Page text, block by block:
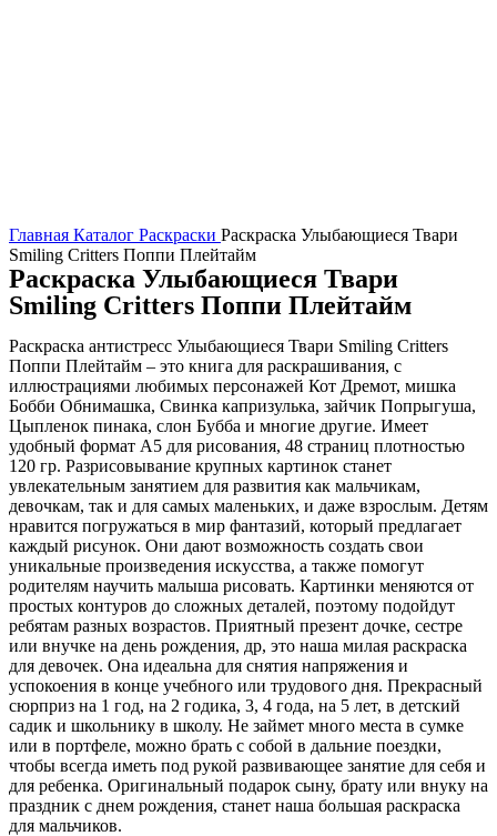
Главная Каталог Раскраски Раскраска Улыбающиеся Твари
Smiling Critters Поппи Плейтайм
Раскраска Улыбающиеся Твари
Smiling Critters Поппи Плейтайм
Раскраска антистресс Улыбающиеся Твари Smiling Critters
Поппи Плейтайм – это книга для раскрашивания, с
иллюстрациями любимых персонажей Кот Дремот, мишка
Бобби Обнимашка, Свинка капризулька, зайчик Попрыгуша,
Цыпленок пинака, слон Бубба и многие другие. Имеет
удобный формат А5 для рисования, 48 страниц плотностью
120 гр. Разрисовывание крупных картинок станет
увлекательным занятием для развития как мальчикам,
девочкам, так и для самых маленьких, и даже взрослым. Детям
нравится погружаться в мир фантазий, который предлагает
каждый рисунок. Они дают возможность создать свои
уникальные произведения искусства, а также помогут
родителям научить малыша рисовать. Картинки меняются от
простых контуров до сложных деталей, поэтому подойдут
ребятам разных возрастов. Приятный презент дочке, сестре
или внучке на день рождения, др, это наша милая раскраска
для девочек. Она идеальна для снятия напряжения и
успокоения в конце учебного или трудового дня. Прекрасный
сюрприз на 1 год, на 2 годика, 3, 4 года, на 5 лет, в детский
садик и школьнику в школу. Не займет много места в сумке
или в портфеле, можно брать с собой в дальние поездки,
чтобы всегда иметь под рукой развивающее занятие для себя и
для ребенка. Оригинальный подарок сыну, брату или внуку на
праздник с днем рождения, станет наша большая раскраска
для мальчиков.